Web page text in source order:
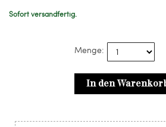
Sofort versandfertig.
Menge:
In den